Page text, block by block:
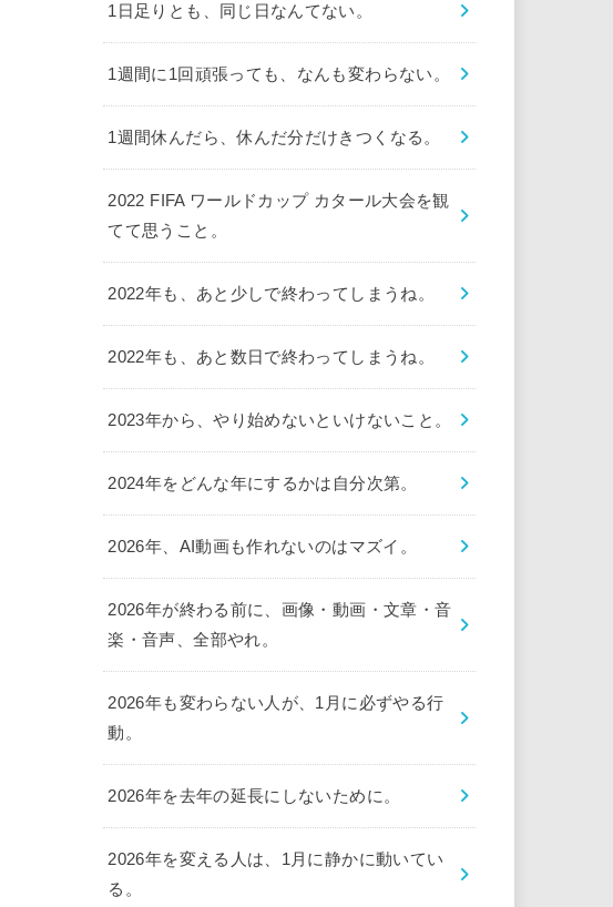
1日足りとも、同じ日なんてない。
1週間に1回頑張っても、なんも変わらない。
1週間休んだら、休んだ分だけきつくなる。
2022 FIFA ワールドカップ カタール大会を観
てて思うこと。
2022年も、あと少しで終わってしまうね。
2022年も、あと数日で終わってしまうね。
2023年から、やり始めないといけないこと。
2024年をどんな年にするかは自分次第。
2026年、AI動画も作れないのはマズイ。
2026年が終わる前に、画像・動画・文章・音
楽・音声、全部やれ。
2026年も変わらない人が、1月に必ずやる行
動。
2026年を去年の延長にしないために。
2026年を変える人は、1月に静かに動いてい
る。